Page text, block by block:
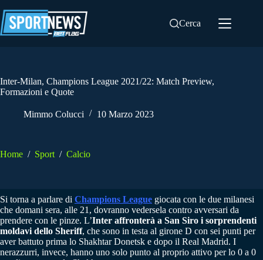
al
contenuto
Cerca
Inter-Milan, Champions League 2021/22: Match Preview,
Formazioni e Quote
Mimmo Colucci 10 Marzo 2023
Home / Sport / Calcio
Si torna a parlare di Champions League giocata con le due milanesi
che domani sera, alle 21, dovranno vedersela contro avversari da
prendere con le pinze. L’Inter affronterà a San Siro i sorprendenti
moldavi dello Sheriff, che sono in testa al girone D con sei punti per
aver battuto prima lo Shakhtar Donetsk e dopo il Real Madrid. I
nerazzurri, invece, hanno uno solo punto al proprio attivo per lo 0 a 0